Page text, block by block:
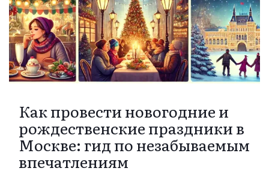
Как провести новогодние и
рождественские праздники в
Москве: гид по незабываемым
впечатлениям